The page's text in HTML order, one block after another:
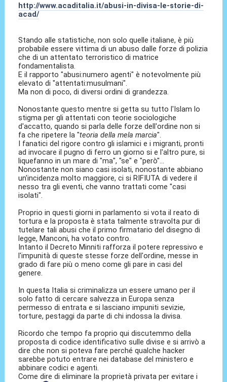
http://www.acaditalia.it/abusi-in-divisa-le-storie-di-
acad/
Stando alle statistiche, non solo quelle italiane, è più
probabile essere vittima di un abuso dalle forze di polizia
che di un attentato terroristico di matrice
fondamentalista.
E il rapporto "abusi:numero agenti" è notevolmente più
elevato di "attentati:musulmani".
Ma non di poco, di diversi ordini di grandezza.
Nonostante questo mentre si getta su tutto l'Islam lo
stigma per gli attentati con teorie sociologiche
d'accatto, quando si parla delle forze dell'ordine non si
fa che ripetere la "teoria della mela marcia".
I fanatici del rigore contro gli islamici e i migranti, pronti
ad invocare il pugno di ferro un giorno si e l'altro pure, si
liquefanno in un mare di "ma", "se" e "però"...
Nonostante non siano casi isolati, nonostante abbiano
un'incidenza molto maggiore, ci si RIFIUTA di vedere il
nesso tra gli eventi, che vanno trattati come "casi
isolati".
Proprio in questi giorni in parlamento si vota il reato di
tortura e la proposta è stata talmente stravolta pur di
tutelare tali abusi che il primo firmatario del disegno di
legge, Manconi, ha votato contro.
Intanto il Decreto Minniti rafforza il potere repressivo e
l'impunità di queste stesse forze dell'ordine, messe in
grado di fare più o meno come gli pare in casi del
genere.
In questa Italia si criminalizza un essere umano per il
solo fatto di cercare salvezza in Europa senza
permesso di entrata e si lasciano impuniti sevizie,
torture, pestaggi da parte di chi indossa la divisa.
Ricordo che tempo fa proprio qui discutemmo della
proposta di codice identificativo sulle divise e si arrivò a
dire che non si poteva fare perché qualche hacker
sarebbe potuto entrare nei database del ministero e
abbinare codici e agenti.
Come dire di eliminare la proprietà privata per evitare i